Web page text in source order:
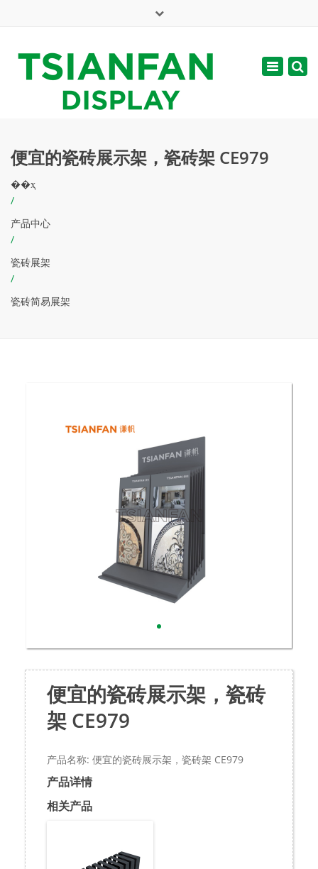
周一 - 周六: 7:00 - 17:00
Toggle
便宜的瓷砖展示架，瓷砖架 CE979
��ҳ
/
产品中心
/
瓷砖展架
/
瓷砖简易展架
便宜的瓷砖展示架，瓷砖
架 CE979
产品名称: 便宜的瓷砖展示架，瓷砖架 CE979
产品详情
相关产品